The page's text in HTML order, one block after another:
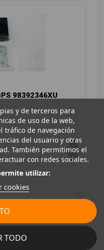
98392346XU
y de terceros para
de uso de la web,
tráfico de navegación
del usuario y otras
También permitimos el
con redes sociales.
utilizar:
cookies
TODO